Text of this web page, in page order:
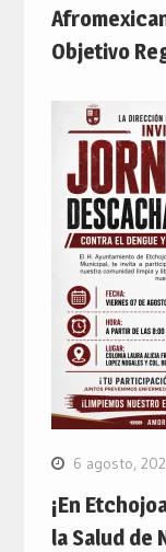
Objetivo
6 agosto,
¡En
la Salud de